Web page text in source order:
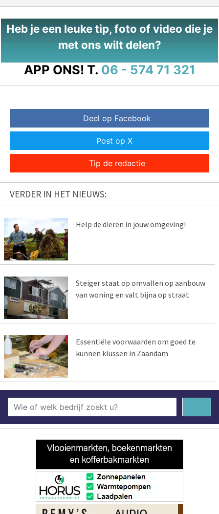
Heb je een leuke tip, foto of video die je
met ons wilt delen?
APP ONS! T. 06 - 574 71 321
Deel op Facebook
Post op X
Tip de redactie
VERDER IN HET NIEUWS:
Help de dieren in jouw omgeving!
Steiger staat op omvallen op aanbouw
van woning en valt bijna op straat
Essentiële voorwaarden om goed te
kunnen klussen in Zaandam